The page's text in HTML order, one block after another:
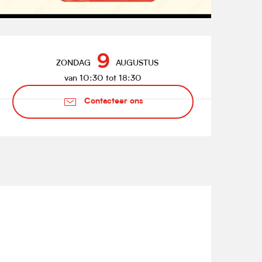
Openingstijden en
ZONDAG 9 AUGUSTUS
van 10:30 tot 18:30
Contacteer ons